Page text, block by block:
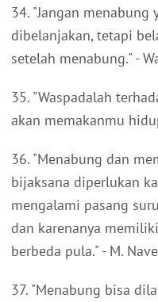
34. "Jangan menabung
dibelanjakan, tetapi
setelah menabung." -
35. "Waspadalah
akan memakanmu
36. "Menabung dan
bijaksana diperlukan
mengalami pasang
dan karenanya
berbeda pula." - M.
37. "Menabung bisa